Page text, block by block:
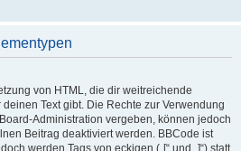
von HTML, die dir weitreichende
Text gibt. Die Rechte zur Verwendung
Administration vergeben, können jedoch
Beitrag deaktiviert werden. BBCode ist
werden Tags von eckigen („[“ und „]“) statt